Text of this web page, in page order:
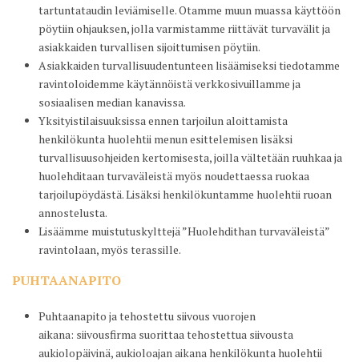
tartuntataudin leviämiselle. Otamme muun muassa käyttöön
pöytiin ohjauksen, jolla varmistamme riittävät turvavälit ja
asiakkaiden turvallisen sijoittumisen pöytiin.
Asiakkaiden turvallisuudentunteen lisäämiseksi tiedotamme
ravintoloidemme käytännöistä verkkosivuillamme ja
sosiaalisen median kanavissa.
Yksityistilaisuuksissa ennen tarjoilun aloittamista
henkilökunta huolehtii menun esittelemisen lisäksi
turvallisuusohjeiden kertomisesta, joilla vältetään ruuhkaa ja
huolehditaan turvaväleistä myös noudettaessa ruokaa
tarjoilupöydästä. Lisäksi henkilökuntamme huolehtii ruoan
annostelusta.
Lisäämme muistutuskylttejä ”Huolehdithan turvaväleistä”
ravintolaan, myös terassille.
PUHTAANAPITO
Puhtaanapito ja tehostettu siivous vuorojen
aikana: siivousfirma suorittaa tehostettua siivousta
aukiolopäivinä, aukioloajan aikana henkilökunta huolehtii